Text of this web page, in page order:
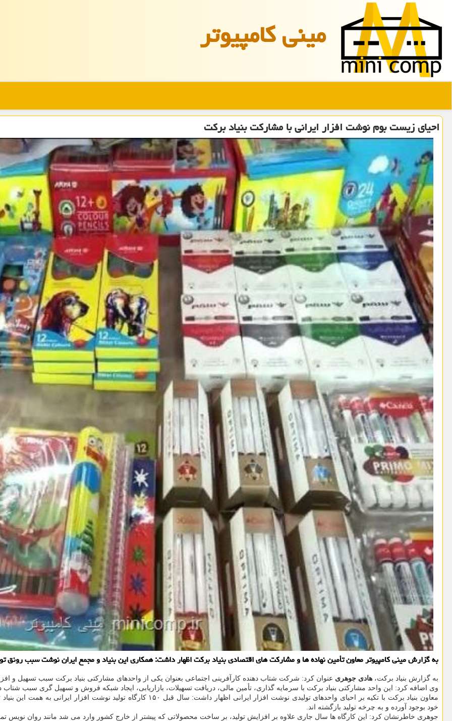
مینی كامپیوتر
احیای زیست بوم نوشت افزار ایرانی با مشارکت بنیاد برکت
به گزارش مینی کامپیوتر معاون تأمین نهاده ها و مشارکت های اقتصادی بنیاد برکت اظهار داشت: همکاری این بنیاد و مجمع ایران نوشت سبب
به گزارش بنیاد برکت، هادی جوهری عنوان کرد: شرکت شتاب دهنده کارآفرینی اجتماعی بعنوان یکی از واحدهای مشارکتی بنیاد برکت سبب تسهیل و
وی اضافه کرد: این واحد مشارکتی بنیاد برکت با سرمایه گذاری، تأمین مالی، دریافت تسهیلات، بازاریابی، ایجاد شبکه فروش و تسهیل گری سبب
معاون بنیاد برکت با تکیه بر احیای واحدهای تولیدی نوشت افزار ایرانی اظهار داشت:
خود بوجود آورده و به چرخه تولید بازگشته اند.
جوهری خاطرنشان کرد: این کارگاه ها سال جاری علاوه بر افزایش تولید، بر ساخت محصولاتی که پیشتر از خارج کشور وارد می شد مانند روان نویس